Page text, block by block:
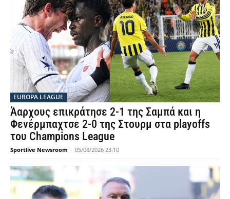
EUROPA LEAGUE
Άαρχους επικράτησε 2-1 της Σαμπά και η
Φενέρμπαχτσε 2-0 της Στουρμ στα playoffs
του Champions League
Sportlive Newsroom - 05/08/2026 23:10